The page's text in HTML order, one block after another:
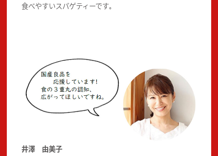
食べやすいスパゲティーです｡
井澤 由美子